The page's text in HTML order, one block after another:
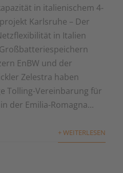
in italienischem 4-
Karlsruhe – Der
in Italien
EnBW und der
Zelestra haben
Tolling-Vereinbarung für
der Emilia-Romagna...
+ WEITERLESEN